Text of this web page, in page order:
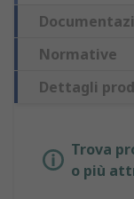
Normative
Dettagli
Trova
o più